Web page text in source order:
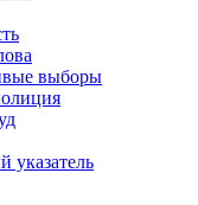
выборы
указатель